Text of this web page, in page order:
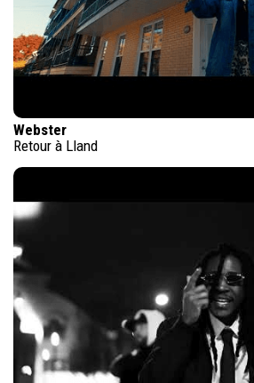
Webster
Retour à Lland